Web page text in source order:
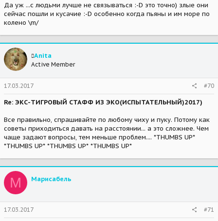
Да уж ...с людьми лучше не связываться :-D это точно) злые они
сейчас пошли и кусачие :-D особенно когда пьяны и им море по
колено \m/
Anita
Active Member
17.03.2017 #70
Re: ЭКС-ТИГРОВЫЙ СТАФФ ИЗ ЭКО(ИСПЫТАТЕЛЬНЫЙ)2017)
Все правильно, спрашивайте по любому чиху и пуку. Потому как
советы приходиться давать на расстоянии... а это сложнее. Чем
чаще задают вопросы, тем меньше проблем.... *THUMBS UP*
*THUMBS UP* *THUMBS UP* *THUMBS UP*
М Марисабель
17.03.2017 #71